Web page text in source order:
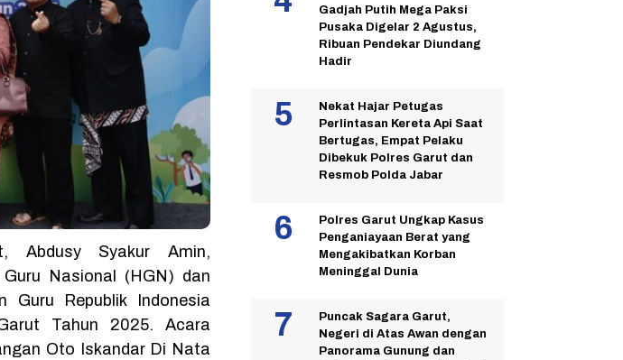
Abdusy Syakur Amin,
Nasional (HGN) dan
Guru Republik Indonesia
Tahun 2025. Acara
Oto Iskandar Di Nata
Gadjah Putih Mega Paksi
Pusaka Digelar 2 Agustus,
Ribuan Pendekar Diundang
Hadir
Nekat Hajar Petugas
Perlintasan Kereta Api Saat
Bertugas, Empat Pelaku
Dibekuk Polres Garut dan
Resmob Polda Jabar
Polres Garut Ungkap Kasus
Penganiayaan Berat yang
Mengakibatkan Korban
Meninggal Dunia
Puncak Sagara Garut,
Negeri di Atas Awan dengan
Panorama Gunung dan